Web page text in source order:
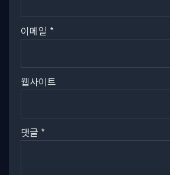
이메일 *
웹사이트
댓글 *